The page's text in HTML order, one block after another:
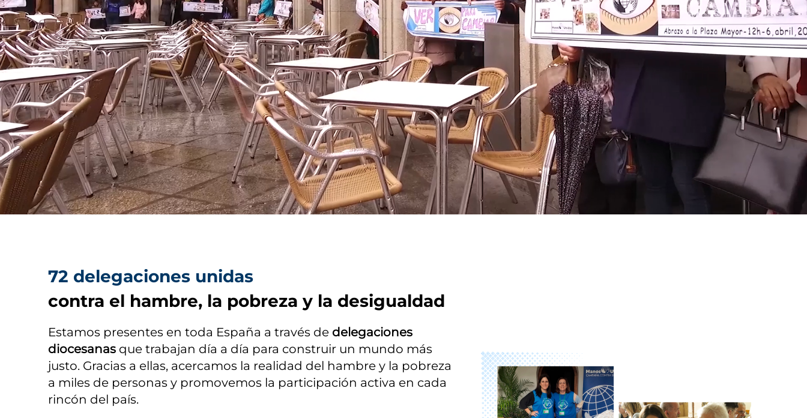
72 delegaciones unidas
contra el hambre, la pobreza y la desigualdad
Estamos presentes en toda España a través de delegaciones
diocesanas que trabajan día a día para construir un mundo más
justo. Gracias a ellas, acercamos la realidad del hambre y la pobreza
a miles de personas y promovemos la participación activa en cada
rincón del país.
Imagen